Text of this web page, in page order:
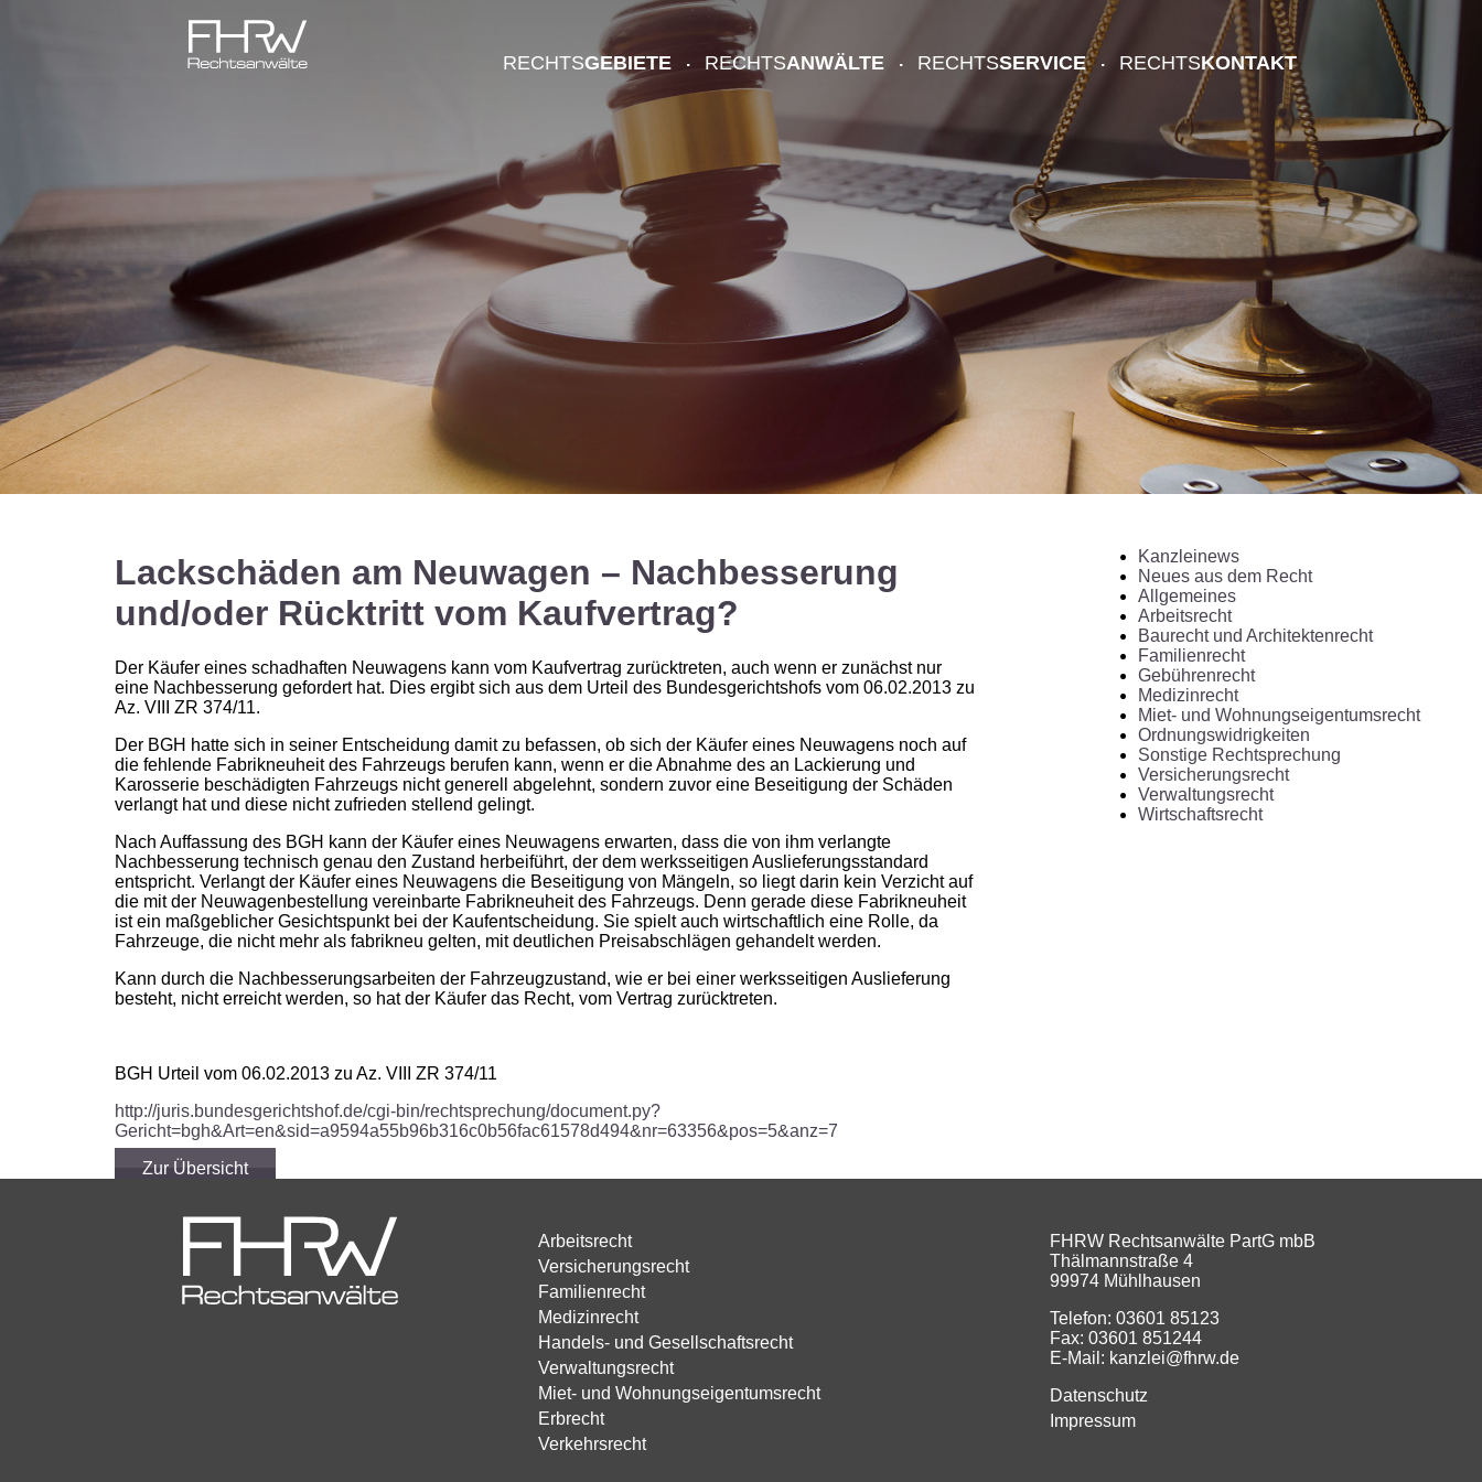
RECHTSGEBIETE RECHTSANWÄLTE RECHTSSERVICE RECHTSKONTAKT
Lackschäden am Neuwagen – Nachbesserung
und/oder Rücktritt vom Kaufvertrag?
Der Käufer eines schadhaften Neuwagens kann vom Kaufvertrag zurücktreten, auch wenn er zunächst nur
eine Nachbesserung gefordert hat. Dies ergibt sich aus dem Urteil des Bundesgerichtshofs vom 06.02.2013 zu
Az. VIII ZR 374/11.
Der BGH hatte sich in seiner Entscheidung damit zu befassen, ob sich der Käufer eines Neuwagens noch auf
die fehlende Fabrikneuheit des Fahrzeugs berufen kann, wenn er die Abnahme des an Lackierung und
Karosserie beschädigten Fahrzeugs nicht generell abgelehnt, sondern zuvor eine Beseitigung der Schäden
verlangt hat und diese nicht zufrieden stellend gelingt.
Nach Auffassung des BGH kann der Käufer eines Neuwagens erwarten, dass die von ihm verlangte
Nachbesserung technisch genau den Zustand herbeiführt, der dem werksseitigen Auslieferungsstandard
entspricht. Verlangt der Käufer eines Neuwagens die Beseitigung von Mängeln, so liegt darin kein Verzicht auf
die mit der Neuwagenbestellung vereinbarte Fabrikneuheit des Fahrzeugs. Denn gerade diese Fabrikneuheit
ist ein maßgeblicher Gesichtspunkt bei der Kaufentscheidung. Sie spielt auch wirtschaftlich eine Rolle, da
Fahrzeuge, die nicht mehr als fabrikneu gelten, mit deutlichen Preisabschlägen gehandelt werden.
Kann durch die Nachbesserungsarbeiten der Fahrzeugzustand, wie er bei einer werksseitigen Auslieferung
besteht, nicht erreicht werden, so hat der Käufer das Recht, vom Vertrag zurücktreten.
BGH Urteil vom 06.02.2013 zu Az. VIII ZR 374/11
http://juris.bundesgerichtshof.de/cgi-bin/rechtsprechung/document.py?
Gericht=bgh&Art=en&sid=a9594a55b96b316c0b56fac61578d494&nr=63356&pos=5&anz=7
Zur Übersicht
Kanzleinews
Neues aus dem Recht
Allgemeines
Arbeitsrecht
Baurecht und Architektenrecht
Familienrecht
Gebührenrecht
Medizinrecht
Miet- und Wohnungseigentumsrecht
Ordnungswidrigkeiten
Sonstige Rechtsprechung
Versicherungsrecht
Verwaltungsrecht
Wirtschaftsrecht
Arbeitsrecht
Versicherungsrecht
Familienrecht
Medizinrecht
Handels- und Gesellschaftsrecht
Verwaltungsrecht
Miet- und Wohnungseigentumsrecht
Erbrecht
Verkehrsrecht
FHRW Rechtsanwälte PartG mbB
Thälmannstraße 4
99974 Mühlhausen
Telefon: 03601 85123
Fax: 03601 851244
E-Mail: kanzlei@fhrw.de
Datenschutz
Impressum